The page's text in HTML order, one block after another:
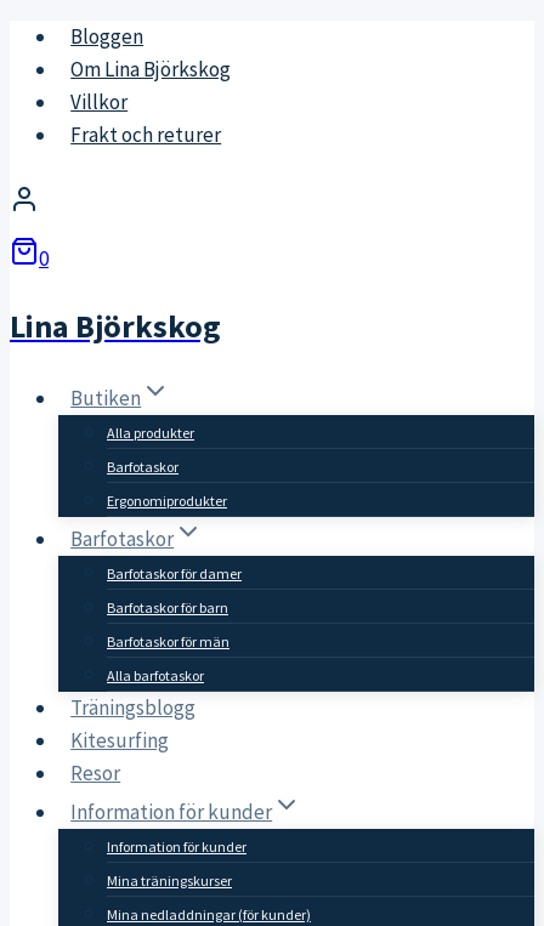
Skip
content
Bloggen
Om Lina Björkskog
Villkor
Frakt och returer
0
Lina Björkskog
Butiken
Alla produkter
Barfotaskor
Ergonomiprodukter
Barfotaskor
Barfotaskor för damer
Barfotaskor för barn
Barfotaskor för män
Alla barfotaskor
Träningsblogg
Kitesurfing
Resor
Information för kunder
Information för kunder
Mina träningskurser
Mina nedladdningar (för kunder)